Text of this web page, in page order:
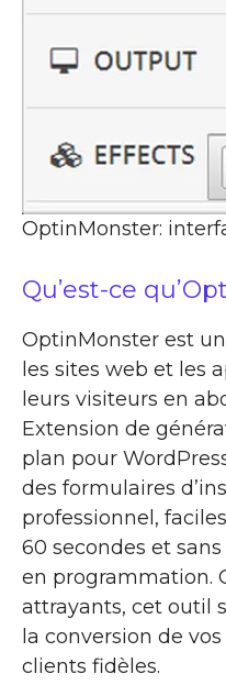
OptinMonster:
Qu’est-ce
OptinMonster est
les sites web et les
leurs visiteurs en
Extension de
plan pour
des formulaires
professionnel,
60 secondes et
en programmation.
attrayants, cet outil
la conversion de
clients fidèles.